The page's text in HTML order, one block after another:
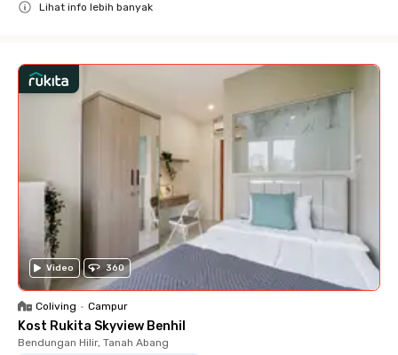
Lihat info lebih banyak
Video 360
Coliving • Campur
Kost Rukita Skyview Benhil
Bendungan Hilir, Tanah Abang